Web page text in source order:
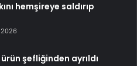
hemşireye saldırıp
şefliğinden ayrıldı